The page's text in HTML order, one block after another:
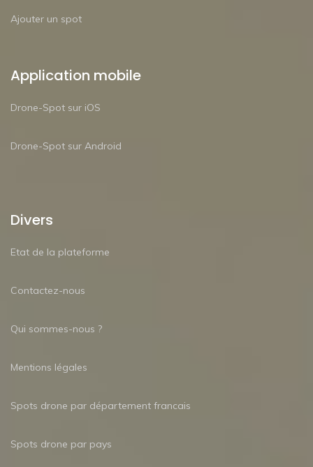
Ajouter un spot
Application mobile
Drone-Spot sur iOS
Drone-Spot sur Android
Divers
Etat de la plateforme
Contactez-nous
Qui sommes-nous ?
Mentions légales
Spots drone par département francais
Spots drone par pays